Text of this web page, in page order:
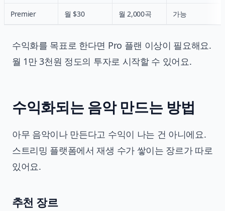
Premier 월 $30 월 2,000곡 가능
수익화를 목표로 한다면 Pro 플랜 이상이 필요해요.
월 1만 3천원 정도의 투자로 시작할 수 있어요.
수익화되는 음악 만드는 방법
아무 음악이나 만든다고 수익이 나는 건 아니에요.
스트리밍 플랫폼에서 재생 수가 쌓이는 장르가 따로
있어요.
추천 장르